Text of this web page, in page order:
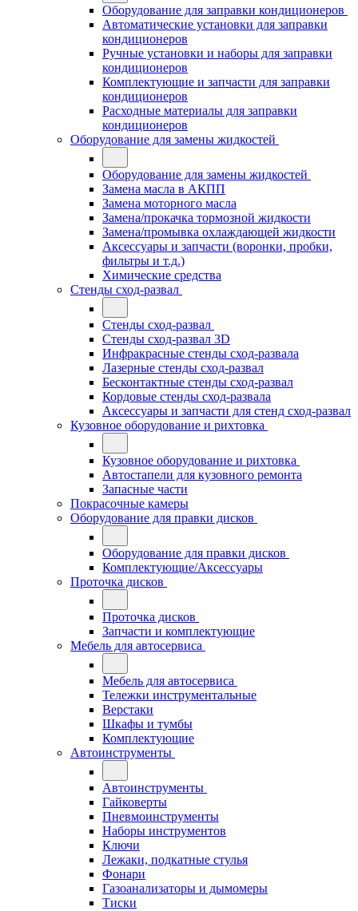
Оборудование для заправки кондиционеров
Автоматические установки для заправки
кондиционеров
Ручные установки и наборы для заправки
кондиционеров
Комплектующие и запчасти для заправки
кондиционеров
Расходные материалы для заправки
кондиционеров
Оборудование для замены жидкостей
Оборудование для замены жидкостей
Замена масла в АКПП
Замена моторного масла
Замена/прокачка тормозной жидкости
Замена/промывка охлаждающей жидкости
Аксессуары и запчасти (воронки, пробки,
фильтры и т.д.)
Химические средства
Стенды сход-развал
Стенды сход-развал
Стенды сход-развал 3D
Инфракрасные стенды сход-развала
Лазерные стенды сход-развал
Бесконтактные стенды сход-развал
Кордовые стенды сход-развала
Аксессуары и запчасти для стенд сход-развал
Кузовное оборудование и рихтовка
Кузовное оборудование и рихтовка
Автостапели для кузовного ремонта
Запасные части
Покрасочные камеры
Оборудование для правки дисков
Оборудование для правки дисков
Комплектующие/Аксессуары
Проточка дисков
Проточка дисков
Запчасти и комплектующие
Мебель для автосервиса
Мебель для автосервиса
Тележки инструментальные
Верстаки
Шкафы и тумбы
Комплектующие
Автоинструменты
Автоинструменты
Гайковерты
Пневмоинструменты
Наборы инструментов
Ключи
Лежаки, подкатные стулья
Фонари
Газоанализаторы и дымомеры
Тиски